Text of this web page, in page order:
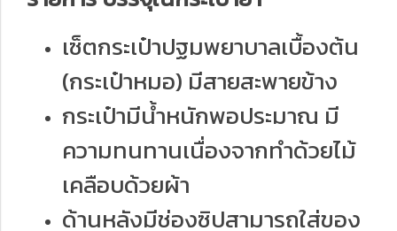
เซ็ตกระเป๋าปฐมพยาบาลเบื้องต้น
(กระเป๋าหมอ) มีสายสะพายข้าง
กระเป๋ามีน้ำหนักพอประมาณ มี
ความทนทานเนื่องจากทำด้วยไม้
เคลือบด้วยผ้า
ด้านหลังมีช่องซิปสามารถใส่ของ